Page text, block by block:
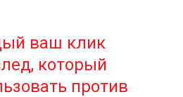
ваш клик
который
против